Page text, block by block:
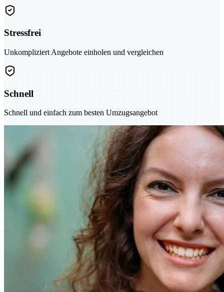
Stressfrei
Unkompliziert Angebote einholen und vergleichen
Schnell
Schnell und einfach zum besten Umzugsangebot